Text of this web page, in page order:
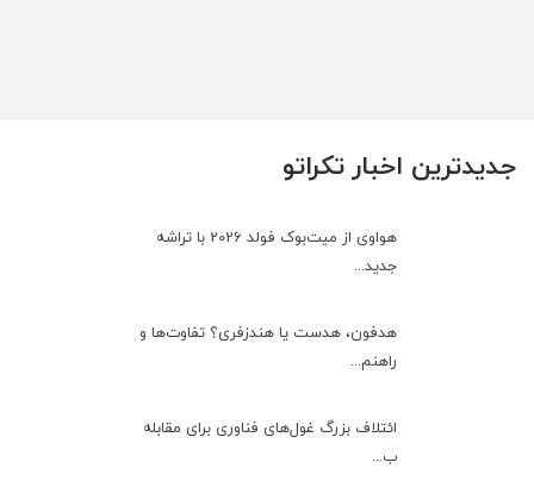
جدیدترین اخبار تکراتو
هواوی از میت‌بوک فولد 2026 با تراشه
جدید...
هدفون، هدست یا هندزفری؟ تفاوت‌ها و
راهنم...
ائتلاف بزرگ غول‌های فناوری برای مقابله
ب...